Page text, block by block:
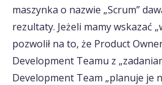
maszynka o nazwie „Scrum”
rezultaty. Jeżeli mamy wskazać
pozwolił na to, że Product
Development Teamu z
Development Team „planuje je